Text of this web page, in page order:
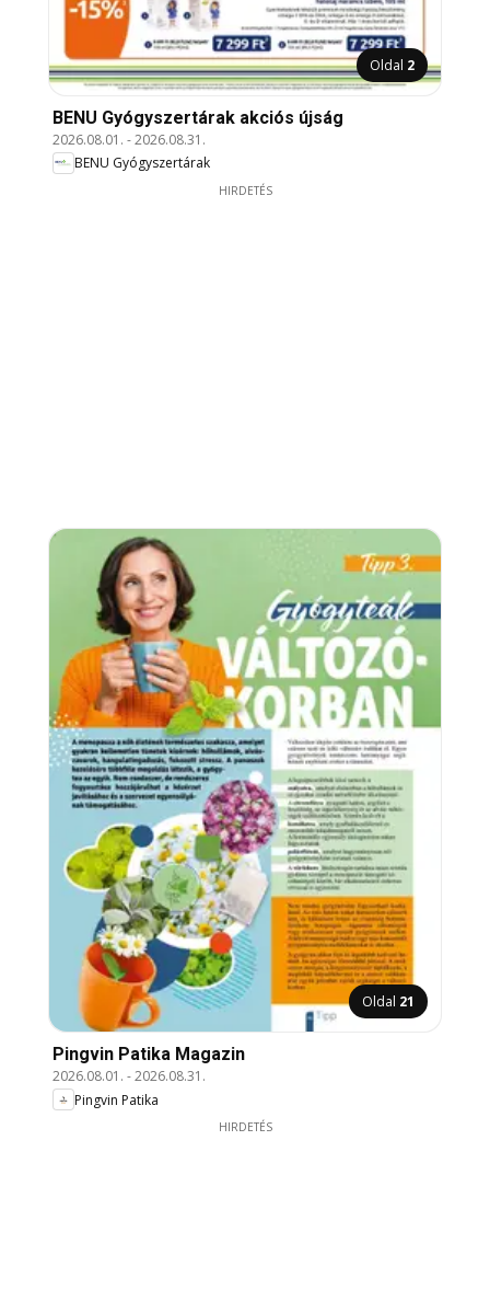
Oldal 2
BENU Gyógyszertárak akciós újság
2026.08.01. -2026.08.31.
BENU Gyógyszertárak
HIRDETÉS
Oldal 21
Pingvin Patika Magazin
2026.08.01. -2026.08.31.
Pingvin Patika
HIRDETÉS